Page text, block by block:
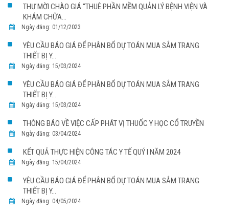
THƯ MỜI CHÀO GIÁ “THUÊ PHẦN MỀM QUẢN LÝ BỆNH VIỆN VÀ
KHÁM CHỮA...
Ngày đăng: 01/12/2023
YÊU CẦU BÁO GIÁ ĐỂ PHÂN BỔ DỰ TOÁN MUA SẮM TRANG
THIẾT BỊ Y...
Ngày đăng: 15/03/2024
YÊU CẦU BÁO GIÁ ĐỂ PHÂN BỔ DỰ TOÁN MUA SẮM TRANG
THIẾT BỊ Y...
Ngày đăng: 15/03/2024
THÔNG BÁO VỀ VIỆC CẤP PHÁT VỊ THUỐC Y HỌC CỔ TRUYỀN
Ngày đăng: 03/04/2024
KẾT QUẢ THỰC HIỆN CÔNG TÁC Y TẾ QUÝ I NĂM 2024
Ngày đăng: 15/04/2024
YÊU CẦU BÁO GIÁ ĐỂ PHÂN BỔ DỰ TOÁN MUA SẮM TRANG
THIẾT BỊ Y...
Ngày đăng: 04/05/2024